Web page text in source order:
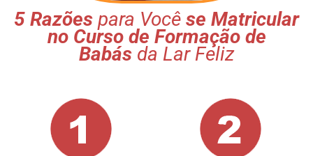
5 Razões para Você se Matricular
no Curso de Formação de
Babás da Lar Feliz